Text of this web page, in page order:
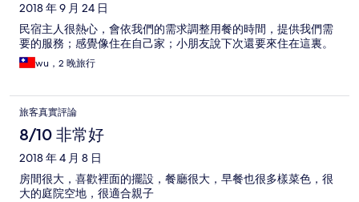
2018 年 9 月 24 日
民宿主人很熱心，會依我們的需求調整用餐的時間，提供我們需
要的服務；感覺像住在自己家；小朋友說下次還要來住在這裏。
wu，2 晚旅行
旅客真實評論
8/10 非常好
2018 年 4 月 8 日
房間很大，喜歡裡面的擺設，餐廳很大，早餐也很多樣菜色，很
大的庭院空地，很適合親子